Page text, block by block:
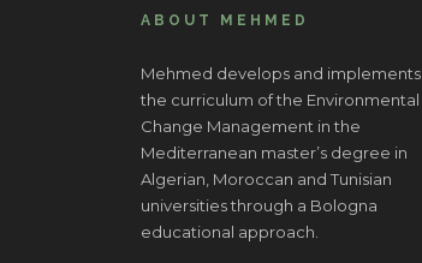
ABOUT MEHMED
Mehmed develops and implements
the curriculum of the Environmental
Change Management in the
Mediterranean master’s degree in
Algerian, Moroccan and Tunisian
universities through a Bologna
educational approach.